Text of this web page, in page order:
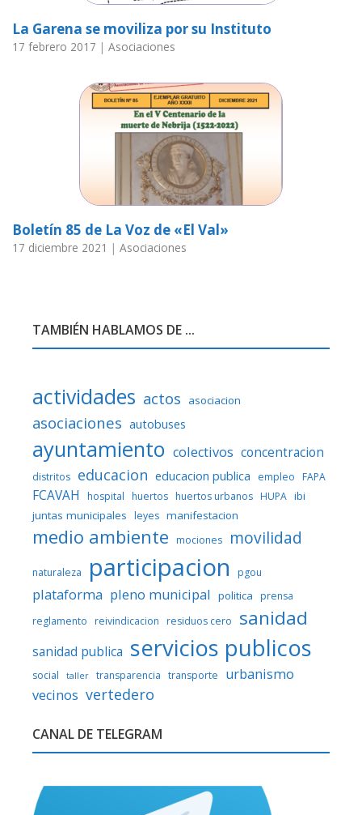
La Garena se moviliza por su Instituto
17 febrero 2017 | Asociaciones
Boletín 85 de La Voz de «El Val»
17 diciembre 2021 | Asociaciones
TAMBIÉN HABLAMOS DE ...
actividades actos asociacion
asociaciones autobuses
ayuntamiento colectivos concentracion
distritos educacion educacion publica empleo FAPA
FCAVAH hospital huertos huertos urbanos HUPA ibi
juntas municipales
leyes manifestacion
medio ambiente mociones movilidad
naturaleza participacion pgou
plataforma pleno municipal politica
prensa
reglamento
reivindicacion residuos cero sanidad
sanidad publica servicios publicos
social taller transparencia transporte
urbanismo
vecinos vertedero
CANAL DE TELEGRAM